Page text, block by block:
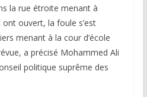
la rue étroite menant à
ont ouvert, la foule s’est
menant à la cour d’école
a précisé Mohammed Ali
politique suprême des